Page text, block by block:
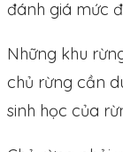
đánh giá mức
Những khu
chủ rừng cần
sinh học của